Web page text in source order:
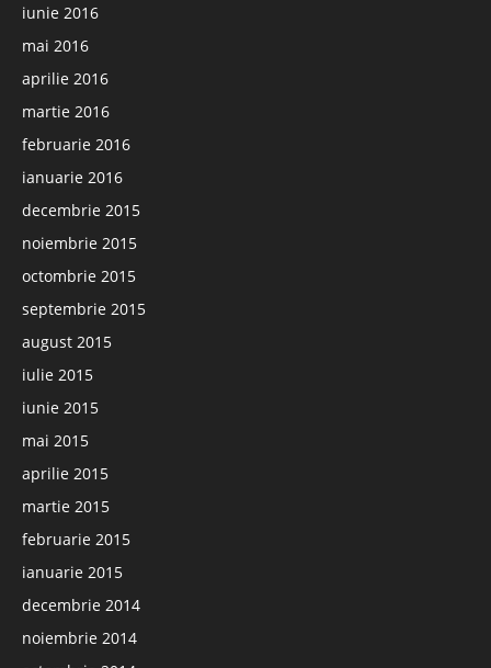
iunie 2016
mai 2016
aprilie 2016
martie 2016
februarie 2016
ianuarie 2016
decembrie 2015
noiembrie 2015
octombrie 2015
septembrie 2015
august 2015
iulie 2015
iunie 2015
mai 2015
aprilie 2015
martie 2015
februarie 2015
ianuarie 2015
decembrie 2014
noiembrie 2014